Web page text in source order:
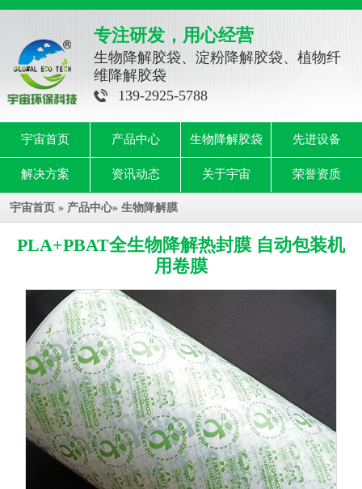
专注研发，用心经营
生物降解胶袋、淀粉降解胶袋、植物纤
维降解胶袋
139-2925-5788
宇宙首页 产品中心 生物降解胶袋 先进设备
解决方案 资讯动态 关于宇宙 荣誉资质
宇宙首页 » 产品中心» 生物降解膜
PLA+PBAT全生物降解热封膜 自动包装机
用卷膜